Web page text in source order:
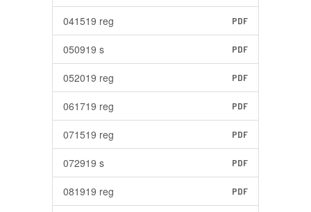
041519 reg PDF
050919 s PDF
052019 reg PDF
061719 reg PDF
071519 reg PDF
072919 s PDF
081919 reg PDF